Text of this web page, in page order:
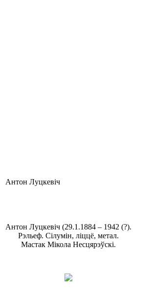
Антон Луцкевіч
Антон Луцкевіч (29.1.1884 – 1942 (?).
Рэльеф. Сілумін, ліццё, метал.
Мастак Мікола Несцярэўскі.